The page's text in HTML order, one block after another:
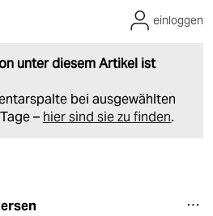
unter diesem Artikel ist
bei ausgewählten
– hier sind sie zu finden.
einloggen